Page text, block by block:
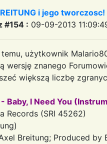
i jego
#154 : 09-09-2013
użytkownik
wersję znanego
większą liczbę
Baby, I Need You
Records (SRI 45262)
Breitung; Produced by